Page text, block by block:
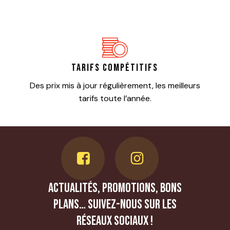
Tarifs compétitifs
Des prix mis à jour régulièrement, les meilleurs
tarifs toute l’année.
Actualités, promotions, bons
plans… Suivez-nous sur les
réseaux sociaux !